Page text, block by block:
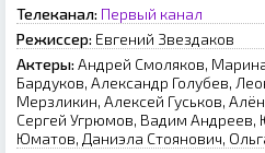
Телеканал: Первый канал
Режиссер: Евгений Звездаков
Актеры: Андрей Смоляков,
Бардуков, Александр Голубев,
Мерзликин, Алексей Гуськов,
Сергей Угрюмов, Вадим
Юматов, Даниэла Стоянович,